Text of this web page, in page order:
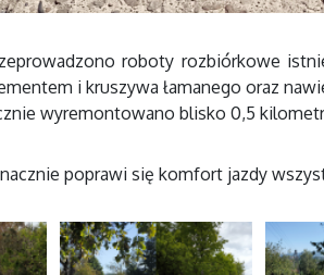
roboty rozbiórkowe
i kruszywa łamanego oraz
wyremontowano blisko 0,5
poprawi się komfort jazdy